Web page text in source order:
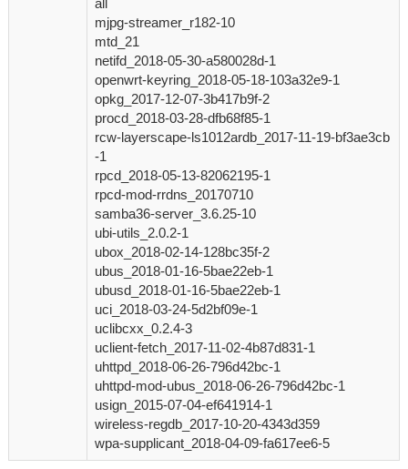
mjpg-streamer_r182-10
mtd_21
netifd_2018-05-30-a580028d-1
openwrt-keyring_2018-05-18-103a32e9-1
opkg_2017-12-07-3b417b9f-2
procd_2018-03-28-dfb68f85-1
rcw-layerscape-ls1012ardb_2017-11-19-bf3ae3cb
-1
rpcd_2018-05-13-82062195-1
rpcd-mod-rrdns_20170710
samba36-server_3.6.25-10
ubi-utils_2.0.2-1
ubox_2018-02-14-128bc35f-2
ubus_2018-01-16-5bae22eb-1
ubusd_2018-01-16-5bae22eb-1
uci_2018-03-24-5d2bf09e-1
uclibcxx_0.2.4-3
uclient-fetch_2017-11-02-4b87d831-1
uhttpd_2018-06-26-796d42bc-1
uhttpd-mod-ubus_2018-06-26-796d42bc-1
usign_2015-07-04-ef641914-1
wireless-regdb_2017-10-20-4343d359
wpa-supplicant_2018-04-09-fa617ee6-5